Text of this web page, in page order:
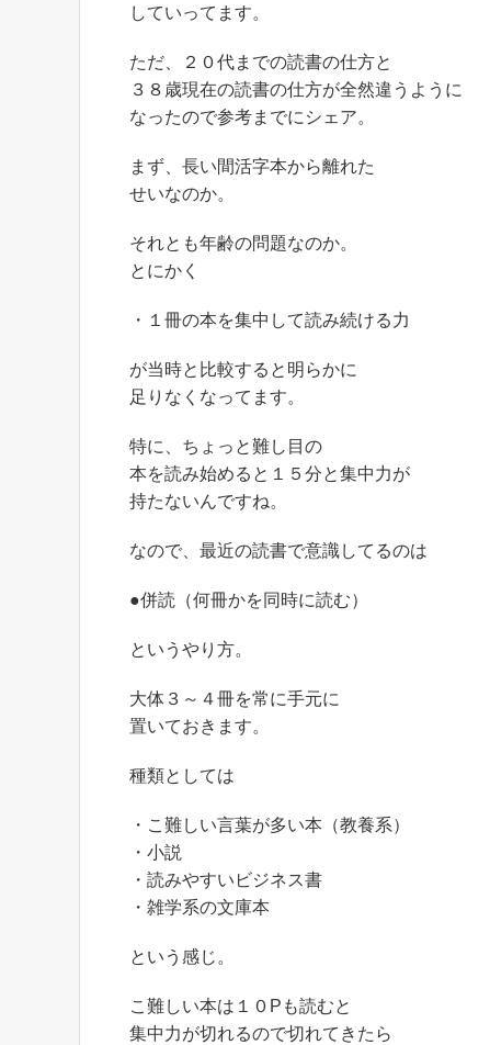
していってます。
ただ、２０代までの読書の仕方と
３８歳現在の読書の仕方が全然違うように
なったので参考までにシェア。
まず、長い間活字本から離れた
せいなのか。
それとも年齢の問題なのか。
とにかく
・１冊の本を集中して読み続ける力
が当時と比較すると明らかに
足りなくなってます。
特に、ちょっと難し目の
本を読み始めると１５分と集中力が
持たないんですね。
なので、最近の読書で意識してるのは
●併読（何冊かを同時に読む）
というやり方。
大体３～４冊を常に手元に
置いておきます。
種類としては
・こ難しい言葉が多い本（教養系）
・小説
・読みやすいビジネス書
・雑学系の文庫本
という感じ。
こ難しい本は１０Pも読むと
集中力が切れるので切れてきたら